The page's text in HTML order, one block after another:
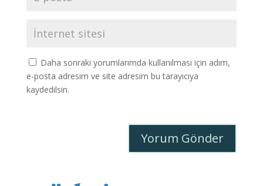
Daha sonraki yorumlarımda kullanılması için adım,
e-posta adresim ve site adresim bu tarayıcıya
kaydedilsin.